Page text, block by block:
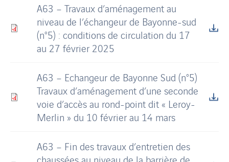
A63 – Travaux d’aménagement au
niveau de l’échangeur de Bayonne-sud
(n°5) : conditions de circulation du 17
au 27 février 2025
A63 – Echangeur de Bayonne Sud (n°5)
Travaux d’aménagement d’une seconde
voie d’accès au rond-point dit « Leroy-
Merlin » du 10 février au 14 mars
A63 – Fin des travaux d’entretien des
chaussées au niveau de la barrière de